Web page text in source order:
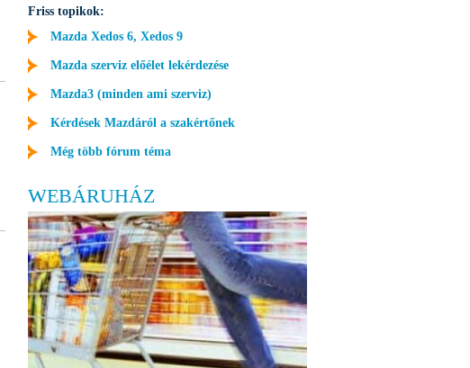
Friss topikok:
Mazda Xedos 6, Xedos 9
Mazda szerviz előélet lekérdezése
Mazda3 (minden ami szerviz)
Kérdések Mazdáról a szakértőnek
Még több fórum téma
WEBÁRUHÁZ